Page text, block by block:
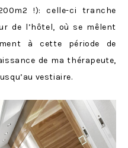
!): celle-ci tranche
de l’hôtel, où se mêlent
à cette période de
de ma thérapeute,
vestiaire.